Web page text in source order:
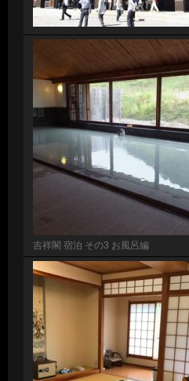
吉祥閣 宿泊 その3 お風呂編